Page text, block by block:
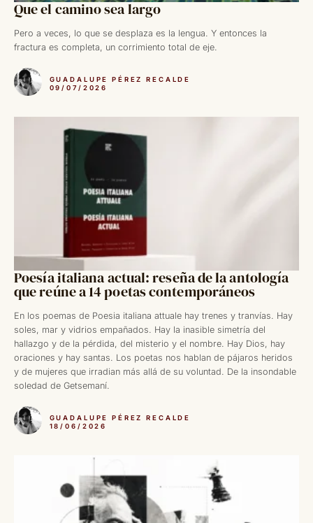
Que el camino sea largo
Pero a veces, lo que se desplaza es la lengua. Y entonces la
fractura es completa, un corrimiento total de eje.
GUADALUPE PÉREZ RECALDE
09/07/2026
Poesía italiana actual: reseña de la antología
que reúne a 14 poetas contemporáneos
En los poemas de Poesia italiana attuale hay trenes y tranvías. Hay
soles, mar y vidrios empañados. Hay la inasible simetría del
hallazgo y de la pérdida, del misterio y el nombre. Hay Dios, hay
oraciones y hay santas. Los poetas nos hablan de pájaros heridos
y de mujeres que irradian más allá de su voluntad. De la insondable
soledad de Getsemaní.
GUADALUPE PÉREZ RECALDE
18/06/2026